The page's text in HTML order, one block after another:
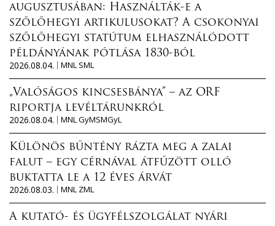
augusztusában: Használták-e a
szőlőhegyi artikulusokat? A csokonyai
szőlőhegyi statútum elhasználódott
példányának pótlása 1830-ból
2026.08.04.
MNL SML
„Valóságos kincsesbánya” – az ORF
riportja levéltárunkról
2026.08.04.
MNL GyMSMGyL
Különös bűntény rázta meg a zalai
falut – egy cérnával átfűzött olló
buktatta le a 12 éves árvát
2026.08.03.
MNL ZML
A kutató- és ügyfélszolgálat nyári